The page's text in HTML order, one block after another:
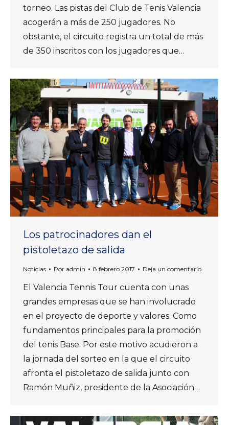
torneo. Las pistas del Club de Tenis Valencia
acogerán a más de 250 jugadores. No
obstante, el circuito registra un total de más
de 350 inscritos con los jugadores que…
Los patrocinadores dan el
pistoletazo de salida
Noticias Por admin 8 febrero 2017 Deja un comentario
El Valencia Tennis Tour cuenta con unas
grandes empresas que se han involucrado
en el proyecto de deporte y valores. Como
fundamentos principales para la promoción
del tenis Base. Por este motivo acudieron a
la jornada del sorteo en la que el circuito
afronta el pistoletazo de salida junto con
Ramón Muñiz, presidente de la Asociación…